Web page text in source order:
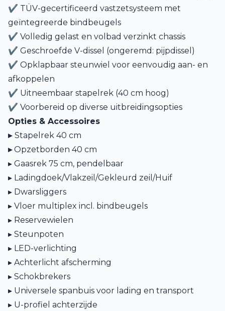
✔ TÜV-gecertificeerd vastzetsysteem met
geïntegreerde bindbeugels
✔ Volledig gelast en volbad verzinkt chassis
✔ Geschroefde V-dissel (ongeremd: pijpdissel)
✔ Opklapbaar steunwiel voor eenvoudig aan- en
afkoppelen
✔ Uitneembaar stapelrek (40 cm hoog)
✔ Voorbereid op diverse uitbreidingsopties
Opties & Accessoires
▸ Stapelrek 40 cm
▸Opzetborden 40 cm
▸ Gaasrek 75 cm, pendelbaar
▸ Ladingdoek/Vlakzeil/Gekleurd zeil/Huif
▸ Dwarsliggers
▸ Vloer multiplex incl. bindbeugels
▸ Reservewielen
▸ Steunpoten
▸ LED-verlichting
▸ Achterlicht afscherming
▸ Schokbrekers
▸ Universele spanbuis voor lading en transport
▸ U-profiel achterzijde